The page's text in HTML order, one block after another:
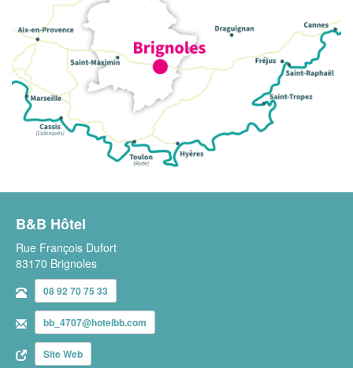
B&B Hôtel
Rue François Dufort
83170 Brignoles
08 92 70 75 33
bb_4707@hotelbb.com
Site Web